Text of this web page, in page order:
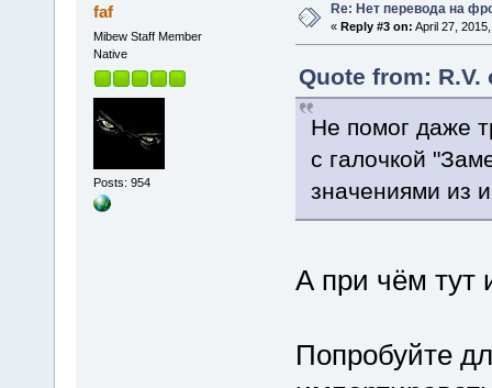
faf
Mibew Staff Member
Native
Posts: 954
Re: Нет перевода на
« Reply #3 on: April 27,
Quote from: R.V.
Не помог даже
с галочкой
значениями из
А при чём тут
Попробуйте